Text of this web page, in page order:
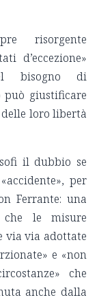
risorgente
d’eccezione»
bisogno di
può giustificare
loro libertà
il dubbio se
per
Ferrante: una
che le misure
via via adottate
e «non
che
anche dalla